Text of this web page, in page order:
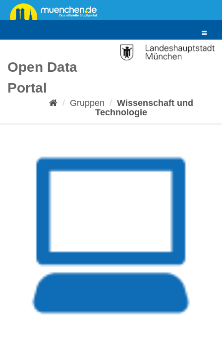
Überspringen
zum
Toggle
Open Data
Portal
Gruppen
Wissenschaft und
Technologie